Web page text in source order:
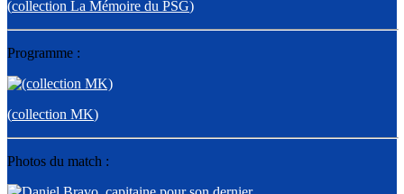
(collection La Mémoire du PSG)
Programme :
(collection MK)
Photos du match :